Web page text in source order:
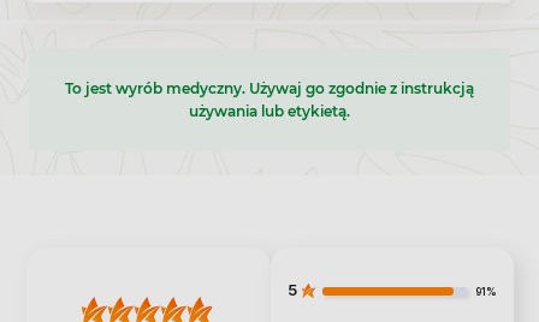
To jest wyrób medyczny. Używaj go zgodnie z instrukcją
używania lub etykietą.
5 91%